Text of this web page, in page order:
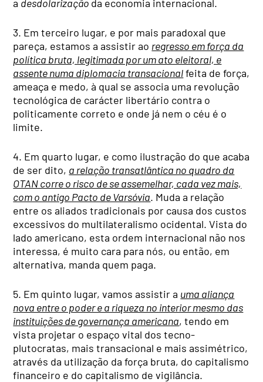
a desdolarização da economia internacional.
3. Em terceiro lugar, e por mais paradoxal que
pareça, estamos a assistir ao regresso em força da
política bruta, legitimada por um ato eleitoral, e
assente numa diplomacia transacionalfeita de força,
ameaça e medo, à qual se associa uma revolução
tecnológica de carácter libertário contra o
politicamente correto e onde já nem o céu é o
limite.
4. Em quarto lugar, e como ilustração do que acaba
de ser dito, a relação transatlântica no quadro da
OTAN corre o risco de se assemelhar, cada vez mais,
com o antigo Pacto de Varsóvia. Muda a relação
entre os aliados tradicionais por causa dos custos
excessivos do multilateralismo ocidental. Vista do
lado americano, esta ordem internacional não nos
interessa, é muito cara para nós, ou então, em
alternativa, manda quem paga.
5. Em quinto lugar, vamos assistir a uma aliança
nova entre o poder e a riqueza no interior mesmo das
instituições de governança americana, tendo em
vista projetar o espaço vital dos tecno-
plutocratas, mais transacional e mais assimétrico,
através da utilização da força bruta, do capitalismo
financeiro e do capitalismo de vigilância.